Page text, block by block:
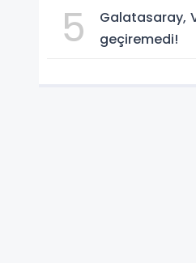
5
Galatasaray,
geçiremedi!